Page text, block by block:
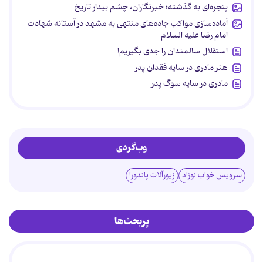
پنجره‌ای به گذشته؛ خبرنگاران، چشم بیدار تاریخ
آماده‌سازی مواکب جاده‌های منتهی به مشهد در آستانه شهادت
امام رضا علیه السلام
استقلال سالمندان را جدی بگیریم!
هنر مادری در سایه‌ فقدان پدر
مادری در سایه سوگ پدر
وب‌گردی
سرویس خواب نوزاد زیورآلات پاندورا
پربحث‌ها